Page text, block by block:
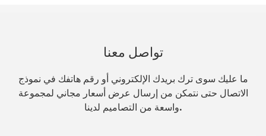
تواصل معنا
ما عليك سوى ترك بريدك الإلكتروني أو رقم هاتفك في نموذج
الاتصال حتى نتمكن من إرسال عرض أسعار مجاني لمجموعة
واسعة من التصاميم لدينا.